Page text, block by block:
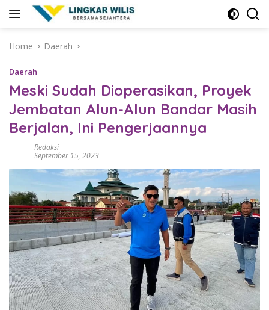
Home
Daerah
Daerah
Meski Sudah Dioperasikan, Proyek
Jembatan Alun-Alun Bandar Masih
Berjalan, Ini Pengerjaannya
Redaksi
September 15, 2023